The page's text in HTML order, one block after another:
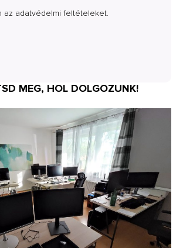
az adatvédelmi feltételeket.
MEG, HOL DOLGOZUNK!